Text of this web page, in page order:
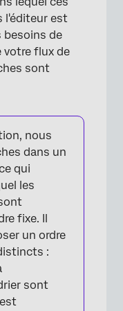
l'éditeur est
besoins de
votre flux de
sont
nous
dans un
qui
les
fixe. Il
un ordre
:
sont